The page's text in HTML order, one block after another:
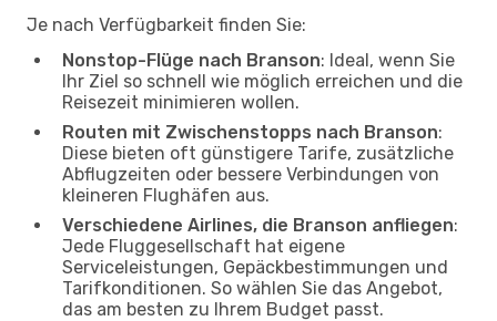
Je nach Verfügbarkeit finden Sie:
Nonstop-Flüge nach Branson: Ideal, wenn Sie
Ihr Ziel so schnell wie möglich erreichen und die
Reisezeit minimieren wollen.
Routen mit Zwischenstopps nach Branson:
Diese bieten oft günstigere Tarife, zusätzliche
Abflugzeiten oder bessere Verbindungen von
kleineren Flughäfen aus.
Verschiedene Airlines, die Branson anfliegen:
Jede Fluggesellschaft hat eigene
Serviceleistungen, Gepäckbestimmungen und
Tarifkonditionen. So wählen Sie das Angebot,
das am besten zu Ihrem Budget passt.